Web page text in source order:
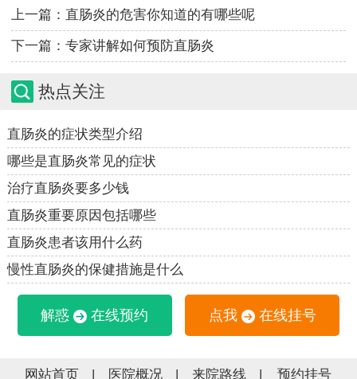
上一篇： 直肠炎的危害你知道的有哪些呢
下一篇： 专家讲解如何预防直肠炎
热点关注
直肠炎的症状类型介绍
哪些是直肠炎常见的症状
治疗直肠炎要多少钱
直肠炎重要原因包括哪些
直肠炎患者该用什么药
慢性直肠炎的保健措施是什么
解惑 在线预约 点我 在线挂号
网站首页 医院概况 来院路线 预约挂号